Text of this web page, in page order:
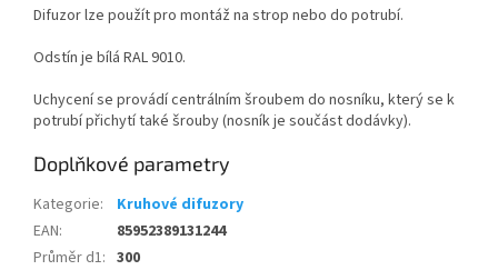
Difuzor lze použít pro montáž na strop nebo do potrubí.
Odstín je bílá RAL 9010.
Uchycení se provádí centrálním šroubem do nosníku, který se k
potrubí přichytí také šrouby (nosník je součást dodávky).
Doplňkové parametry
Kategorie:
Kruhové difuzory
EAN:
85952389131244
Průměr d1: 300